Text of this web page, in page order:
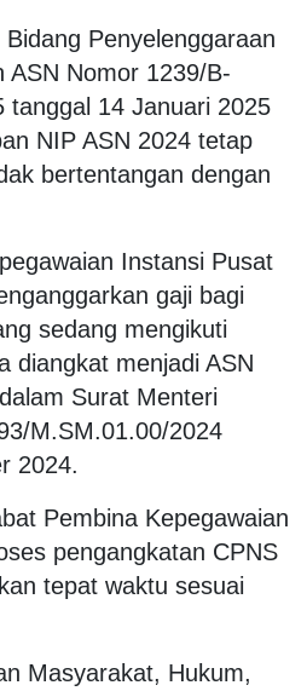
Penyelenggaraan
ASN Nomor 1239/B-
tanggal 14 Januari 2025
NIP ASN 2024 tetap
bertentangan dengan
Instansi Pusat
gaji bagi
sedang mengikuti
diangkat menjadi ASN
Surat Menteri
M.SM.01.00/2024
2024.
Pembina Kepegawaian
pengangkatan CPNS
tepat waktu sesuai
Masyarakat, Hukum,